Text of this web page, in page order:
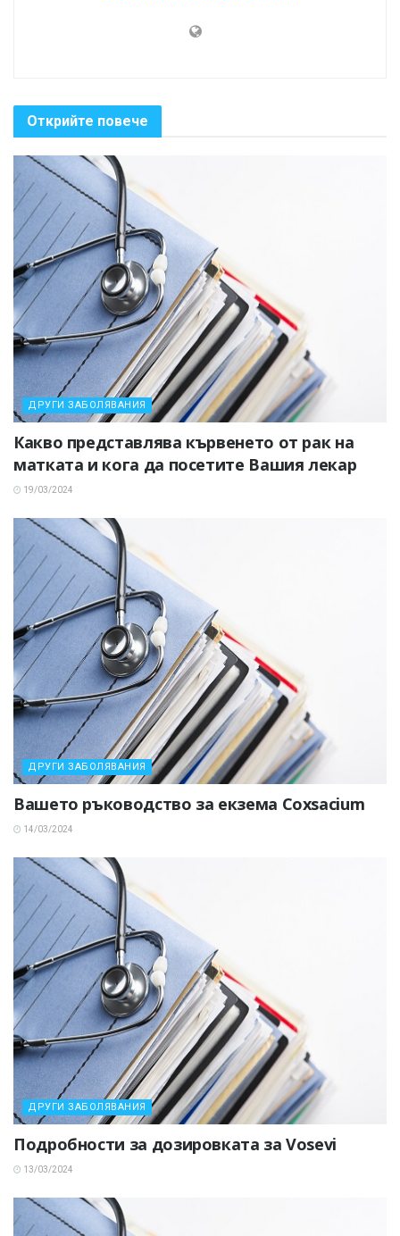
Открийте повече
ДРУГИ ЗАБОЛЯВАНИЯ
Какво представлява кървенето от рак на
матката и кога да посетите Вашия лекар
19/03/2024
ДРУГИ ЗАБОЛЯВАНИЯ
Вашето ръководство за екзема Coxsacium
14/03/2024
ДРУГИ ЗАБОЛЯВАНИЯ
Подробности за дозировката за Vosevi
13/03/2024